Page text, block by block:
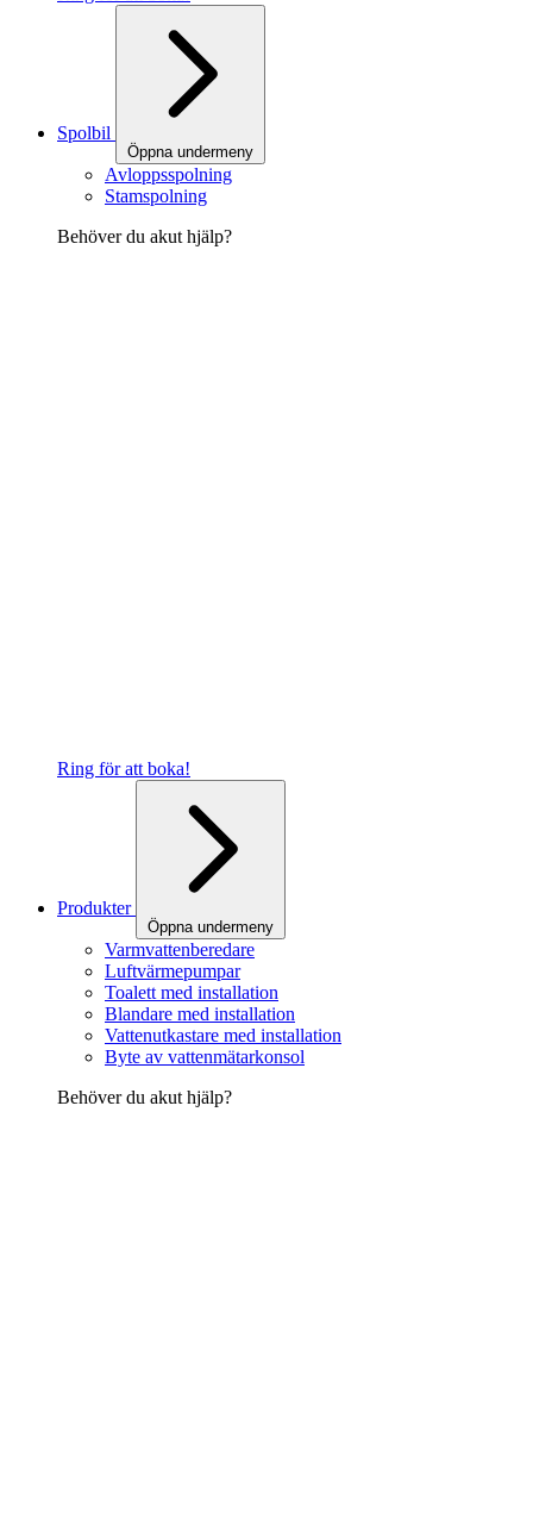
Spolbil
Öppna undermeny
Avloppsspolning
Stamspolning
Behöver du akut hjälp?
Ring för att boka!
Produkter
Öppna undermeny
Varmvattenberedare
Luftvärmepumpar
Toalett med installation
Blandare med installation
Vattenutkastare med installation
Byte av vattenmätarkonsol
Behöver du akut hjälp?